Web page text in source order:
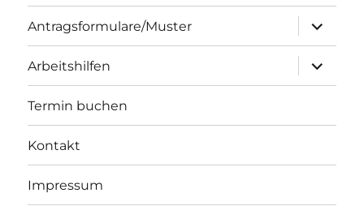
Antragsformulare/Muster
Untermenü
öffnen
Arbeitshilfen
Untermenü
öffnen
Termin buchen
Kontakt
Impressum